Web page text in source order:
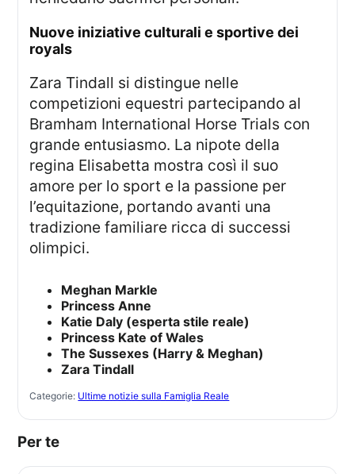
nuove iniziative culturali e sportive dei
royals
Zara Tindall si distingue nelle
competizioni equestri partecipando al
Bramham International Horse Trials con
grande entusiasmo. La nipote della
regina Elisabetta mostra così il suo
amore per lo sport e la passione per
l’equitazione, portando avanti una
tradizione familiare ricca di successi
olimpici.
Meghan Markle
Princess Anne
Katie Daly (esperta stile reale)
Princess Kate of Wales
The Sussexes (Harry & Meghan)
Zara Tindall
Categorie: Ultime notizie sulla Famiglia Reale
Per te